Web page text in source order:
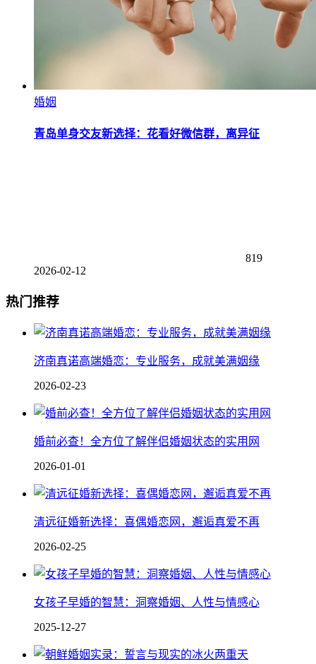
婚姻
青岛单身交友新选择：花看好微信群，离异征
819
2026-02-12
热门推荐
济南真诺高端婚恋：专业服务，成就美满姻缘
2026-02-23
婚前必查！全方位了解伴侣婚姻状态的实用网
2026-01-01
清远征婚新选择：喜偶婚恋网，邂逅真爱不再
2026-02-25
女孩子早婚的智慧：洞察婚姻、人性与情感心
2025-12-27